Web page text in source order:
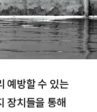
예방할 수 있는
장치들을 통해